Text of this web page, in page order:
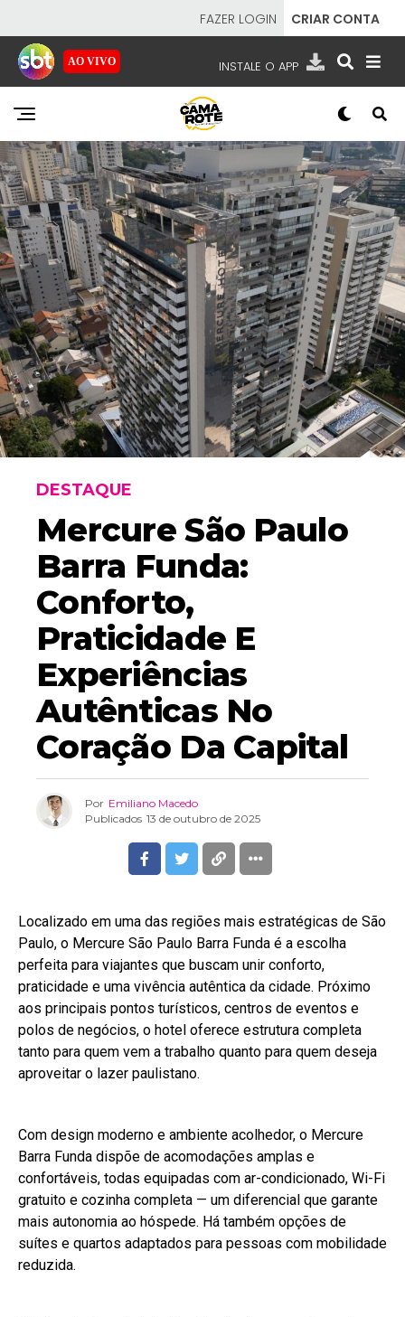
FAZER LOGIN CRIAR CONTA
AO VIVO INSTALE O APP
EMISSORAS
NOSSAS REDES APP TV SBT
SBT- SISTEMA BRASILEIRO DE TELEVISÃO
DESTAQUE
Mercure São Paulo
Barra Funda:
Conforto,
Praticidade E
Experiências
Autênticas No
Coração Da Capital
Por Emiliano Macedo
Publicados 13 de outubro de 2025
Localizado em uma das regiões mais estratégicas de São
Paulo, o Mercure São Paulo Barra Funda é a escolha
perfeita para viajantes que buscam unir conforto,
praticidade e uma vivência autêntica da cidade. Próximo
aos principais pontos turísticos, centros de eventos e
polos de negócios, o hotel oferece estrutura completa
tanto para quem vem a trabalho quanto para quem deseja
aproveitar o lazer paulistano.
Com design moderno e ambiente acolhedor, o Mercure
Barra Funda dispõe de acomodações amplas e
confortáveis, todas equipadas com ar-condicionado, Wi-Fi
gratuito e cozinha completa — um diferencial que garante
mais autonomia ao hóspede. Há também opções de
suítes e quartos adaptados para pessoas com mobilidade
reduzida.